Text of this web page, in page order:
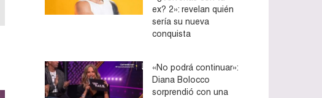
ex? 2»: revelan quién
sería su nueva
conquista
«No podrá continuar»:
Diana Bolocco
sorprendió con una